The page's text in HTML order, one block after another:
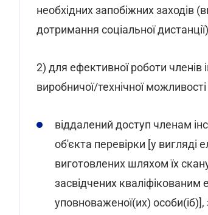
необхідних запобіжних заходів
дотримання соціальної
2) для ефективної роботи членів
виробничої/технічної
віддалений доступ членам
об'єкта перевірки [у вигляді
виготовлених шляхом їх
засвідчених кваліфікованим
уповноваженої(их)